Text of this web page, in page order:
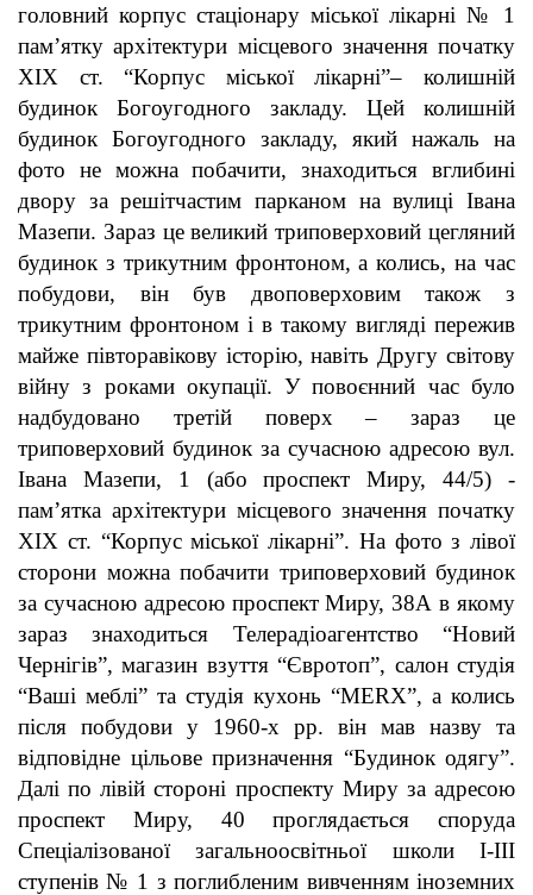
головний корпус стаціонару міської лікарні № 1
пам’ятку архітектури місцевого значення початку
ХІХ ст. “Корпус міської лікарні”– колишній
будинок Богоугодного закладу. Цей колишній
будинок Богоугодного закладу, який нажаль на
фото не можна побачити, знаходиться вглибині
двору за решітчастим парканом на вулиці Івана
Мазепи. Зараз це великий триповерховий цегляний
будинок з трикутним фронтоном, а колись, на час
побудови, він був двоповерховим також з
трикутним фронтоном і в такому вигляді пережив
майже півторавікову історію, навіть Другу світову
війну з роками окупації. У повоєнний час було
надбудовано третій поверх – зараз це
триповерховий будинок за сучасною адресою вул.
Івана Мазепи, 1 (або проспект Миру, 44/5) -
пам’ятка архітектури місцевого значення початку
ХІХ ст. “Корпус міської лікарні”. На фото з лівої
сторони можна побачити триповерховий будинок
за сучасною адресою проспект Миру, 38А в якому
зараз знаходиться Телерадіоагентство “Новий
Чернігів”, магазин взуття “Євротоп”, салон студія
“Ваші меблі” та студія кухонь “MERX”, а колись
після побудови у 1960-х рр. він мав назву та
відповідне цільове призначення “Будинок одягу”.
Далі по лівій стороні проспекту Миру за адресою
проспект Миру, 40 проглядається споруда
Спеціалізованої загальноосвітньої школи І-ІІІ
ступенів № 1 з поглибленим вивченням іноземних